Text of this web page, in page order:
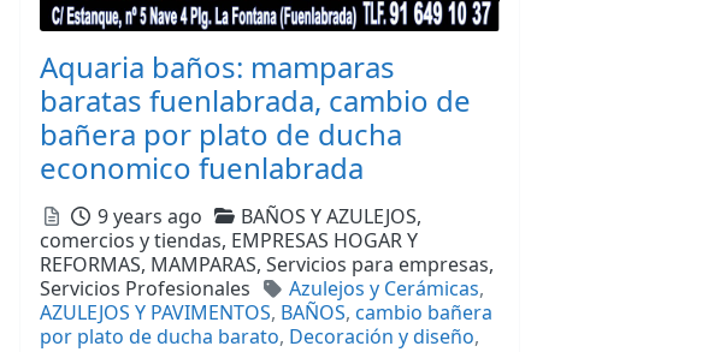
Aquaria baños: mamparas
baratas fuenlabrada, cambio de
bañera por plato de ducha
economico fuenlabrada
Posted
9 years ago Categories
BAÑOS Y AZULEJOS,
comercios y tiendas, EMPRESAS HOGAR Y
REFORMAS, MAMPARAS, Servicios para empresas,
Servicios Profesionales
Tags
Azulejos y Cerámicas,
AZULEJOS Y PAVIMENTOS, BAÑOS, cambio bañera
por plato de ducha barato, Decoración y diseño,